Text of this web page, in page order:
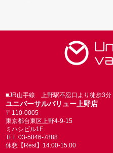
■JR山手線 上野駅不忍口より徒歩3分
ユニバーサルバリュー上野店
〒110-0005
東京都台東区上野4-9-15
ミハシビル1F
TEL 03-5846-7888
休憩【Rest】14:00-15:00